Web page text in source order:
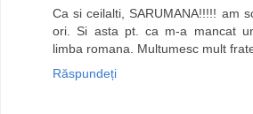
Ca si ceilalti, SARUMANA!!!!! am
ori. Si asta pt. ca m-a mancat
limba romana. Multumesc mult
Răspundeți